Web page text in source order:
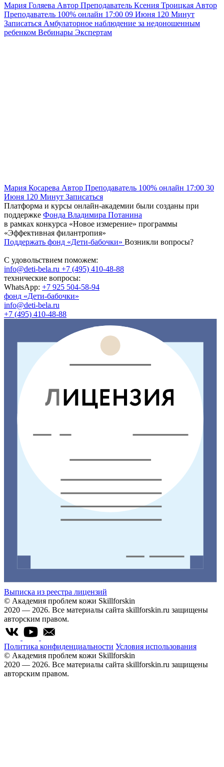
Мария Голяева Автор Преподаватель Ксения Троицкая Автор
Преподаватель 100% онлайн 17:00 09 Июня 120 Минут
Записаться Амбулаторное наблюдение за недоношенным
ребенком Вебинары Экспертам
Мария Косарева Автор Преподаватель 100% онлайн 17:00 30
Июня 120 Минут Записаться
Платформа и курсы онлайн-академии были созданы при
поддержке Фонда Владимира Потанина
в рамках конкурса «Новое измерение» программы
«Эффективная филантропия»
Поддержать фонд «Дети-бабочки» Возникли вопросы?
С удовольствием поможем:
info@deti-bela.ru +7 (495) 410-48-88
технические вопросы:
WhatsApp: +7 925 504-58-94
фонд «Дети-бабочки»
info@deti-bela.ru
+7 (495) 410-48-88
Выписка из реестра лицензий
© Академия проблем кожи Skillforskin
2020 — 2026. Все материалы сайта skillforskin.ru защищены
авторским правом.
Политика конфиденциальности Условия использования
© Академия проблем кожи Skillforskin
2020 — 2026. Все материалы сайта skillforskin.ru защищены
авторским правом.